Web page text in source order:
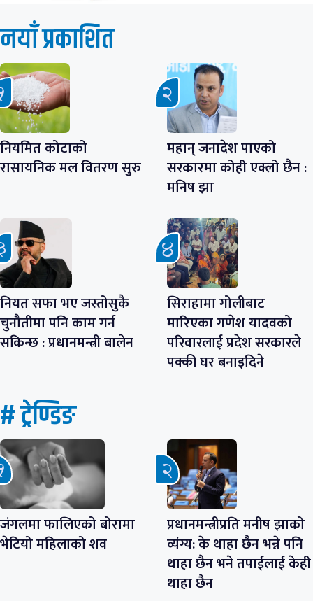
नयाँ प्रकाशित
नियमित कोटाको
रासायनिक मल वितरण सुरु
महान् जनादेश पाएको
सरकारमा कोही एक्लो छैन :
मनिष झा
नियत सफा भए जस्तोसुकै
चुनौतीमा पनि काम गर्न
सकिन्छ : प्रधानमन्त्री बालेन
सिराहामा गोलीबाट
मारिएका गणेश यादवको
परिवारलाई प्रदेश सरकारले
पक्की घर बनाइदिने
# ट्रेण्डिङ
जंगलमा फालिएको बोरामा
भेटियो महिलाको शव
प्रधानमन्त्रीप्रति मनीष झाको
व्यंग्य: के थाहा छैन भन्ने पनि
थाहा छैन भने तपाईंलाई केही
थाहा छैन